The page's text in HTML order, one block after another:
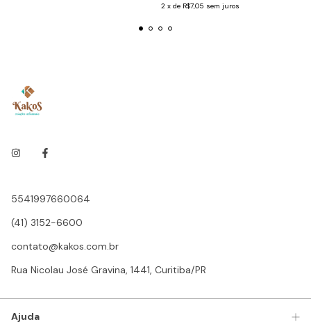
2 x de R$7,05 sem juros
5541997660064
(41) 3152-6600
contato@kakos.com.br
Rua Nicolau José Gravina, 1441, Curitiba/PR
Ajuda